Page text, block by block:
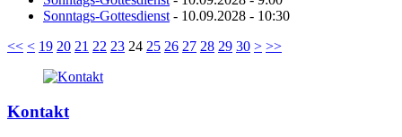
Sonntags-Gottesdienst - 10.09.2028 - 10:30
<< < 19 20 21 22 23 24 25 26 27 28 29 30 > >>
Kontakt